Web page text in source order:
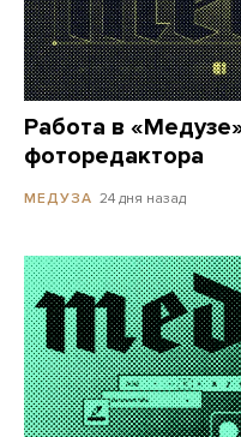
Работа в
фоторедактора
МЕДУЗА 24 дня назад